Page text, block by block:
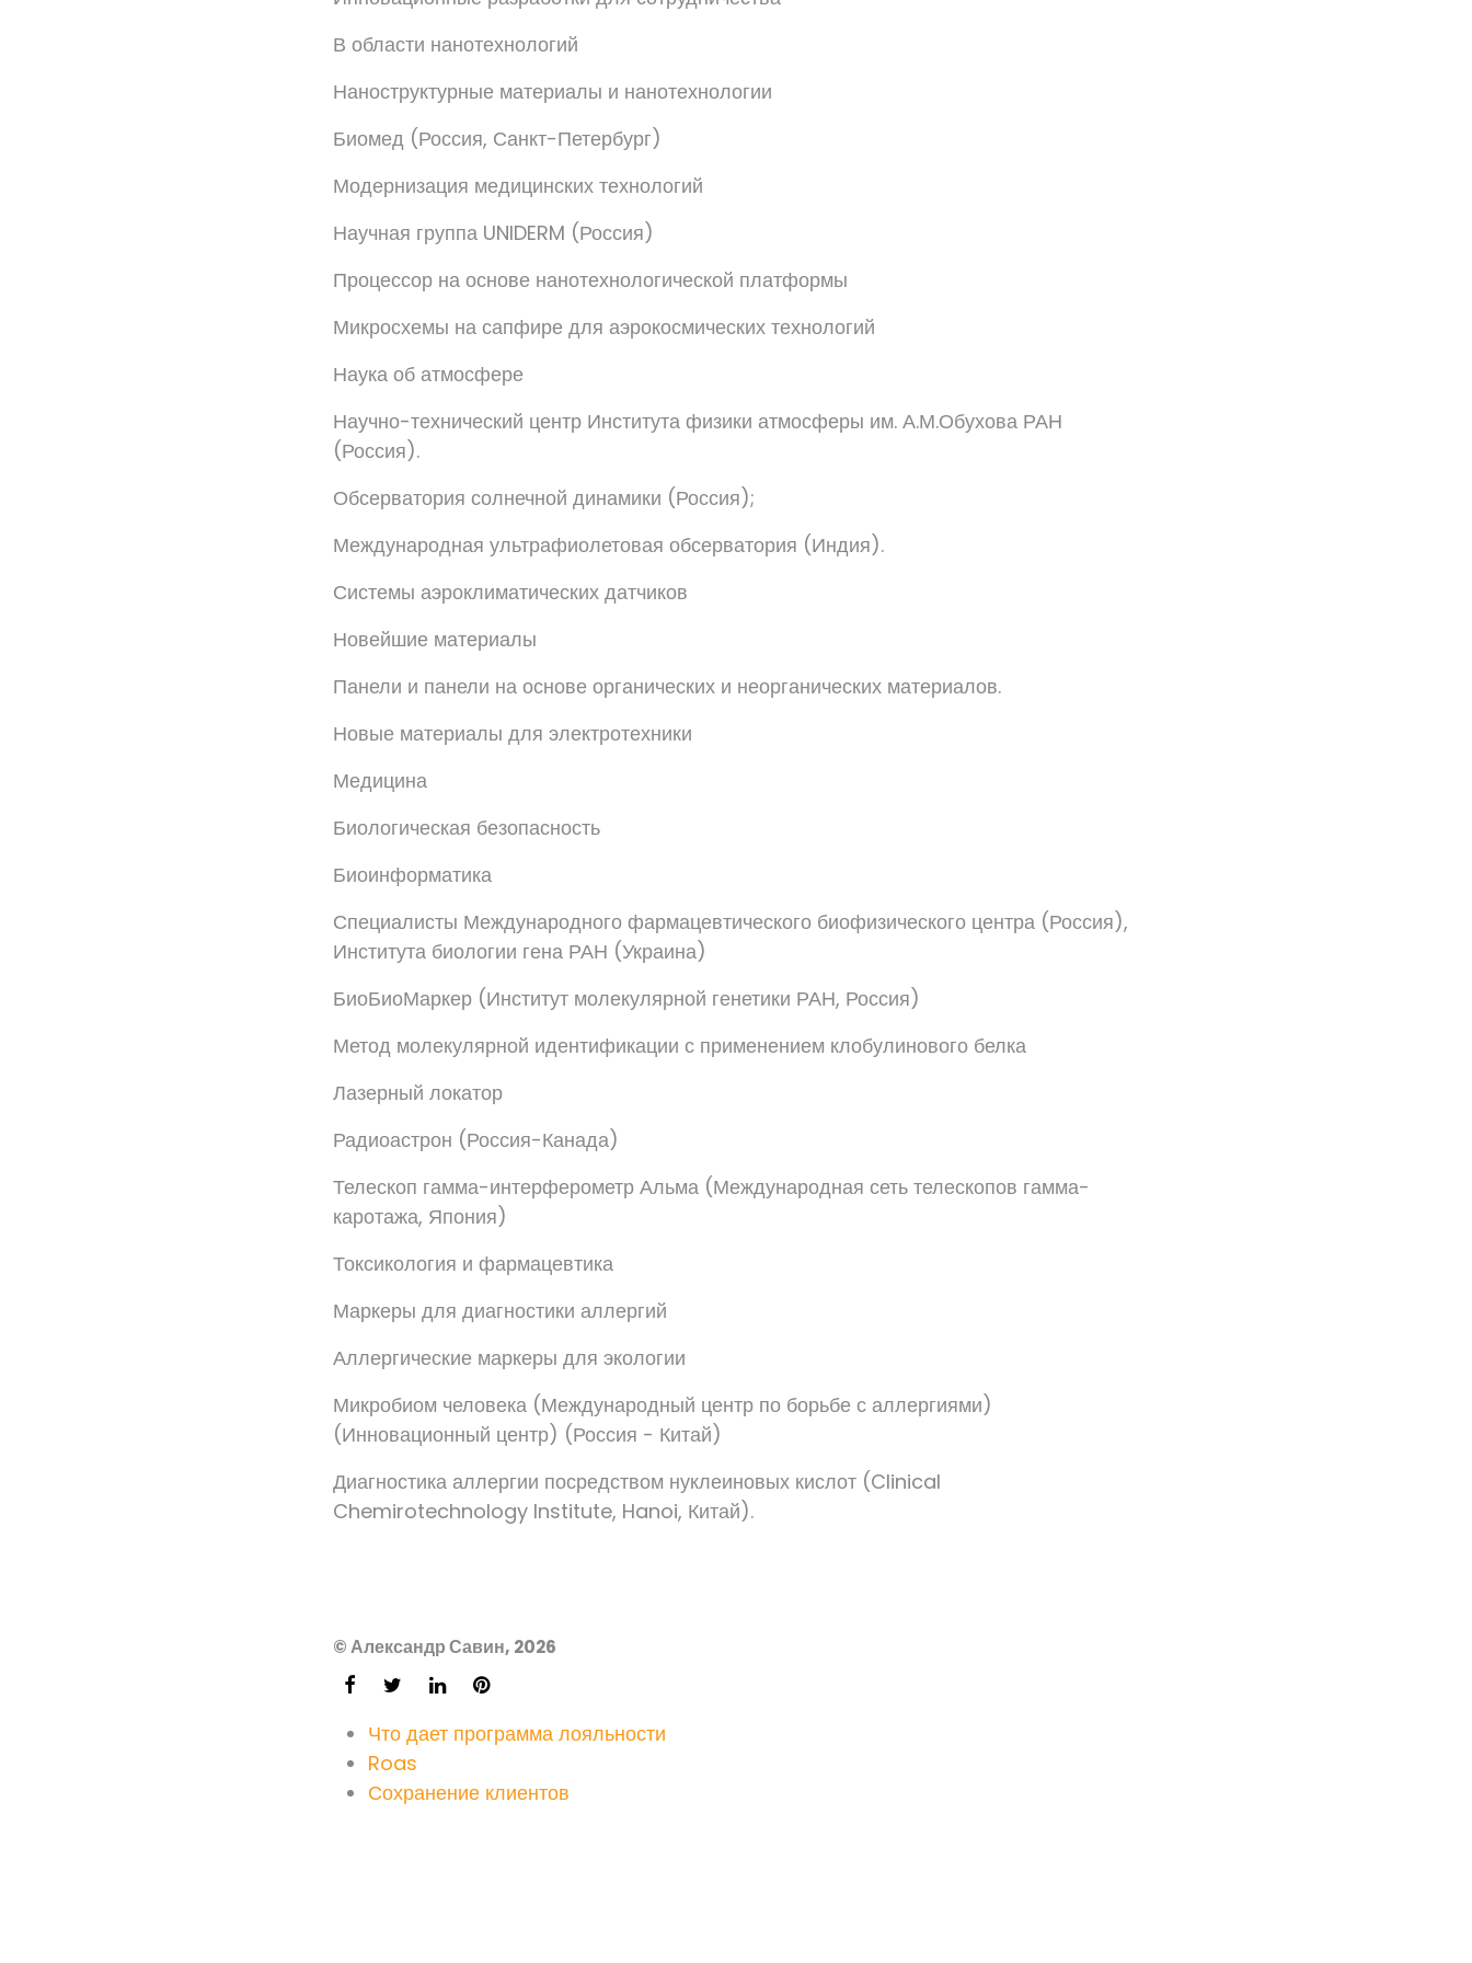
В области нанотехнологий
Наноструктурные материалы и нанотехнологии
Биомед (Россия, Санкт-Петербург)
Модернизация медицинских технологий
Научная группа UNIDERM (Россия)
Процессор на основе нанотехнологической платформы
Микросхемы на сапфире для аэрокосмических технологий
Наука об атмосфере
Научно-технический центр Института физики атмосферы им. А.М.Обухова РАН
(Россия).
Обсерватория солнечной динамики (Россия);
Международная ультрафиолетовая обсерватория (Индия).
Системы аэроклиматических датчиков
Новейшие материалы
Панели и панели на основе органических и неорганических материалов.
Новые материалы для электротехники
Медицина
Биологическая безопасность
Биоинформатика
Специалисты Международного фармацевтического биофизического центра (Россия),
Института биологии гена РАН (Украина)
БиоБиоМаркер (Институт молекулярной генетики РАН, Россия)
Метод молекулярной идентификации с применением клобулинового белка
Лазерный локатор
Радиоастрон (Россия-Канада)
Телескоп гамма-интерферометр Альма (Международная сеть телескопов гамма-
каротажа, Япония)
Токсикология и фармацевтика
Маркеры для диагностики аллергий
Аллергические маркеры для экологии
Микробиом человека (Международный центр по борьбе с аллергиями)
(Инновационный центр) (Россия - Китай)
Диагностика аллергии посредством нуклеиновых кислот (Clinical
Chemirotechnology Institute, Hanoi, Китай).
© Александр Савин, 2026
Что дает программа лояльности
Roas
Сохранение клиентов